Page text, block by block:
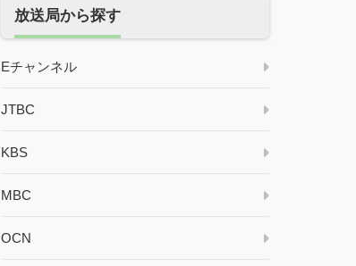
放送局から探す
Eチャンネル
JTBC
KBS
MBC
OCN